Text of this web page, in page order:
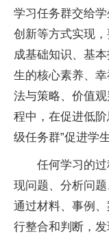
学习任务群交给学
创新等方式实现
成基础知识、基
生的核心素养、
法与策略、价值
程中，在促进低
级任务群”促进学
任何学习的
现问题、分析问
通过材料、事例
行整合和判断，